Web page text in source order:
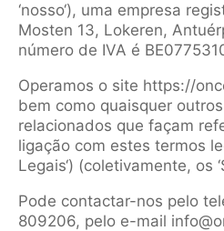
‘nosso‘), uma empresa
Mosten 13, Lokeren,
número de IVA é
Operamos o site https://
bem como quaisquer
relacionados que façam
ligação com estes termos
Legais‘) (coletivamente, os
Pode contactar-nos pelo
809206, pelo e-mail